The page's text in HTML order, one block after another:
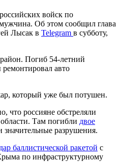
войск по
Об этом сообщил глава
Лысак в Telegram в субботу,
Погиб 54-летний
авто
который уже был потушен.
что россияне обстреляли
Там погибли двое
значительные разрушения.
баллистической ракетой с
по инфраструктурному